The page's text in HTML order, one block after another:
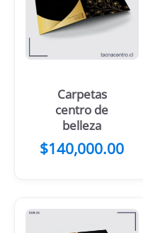
Carpetas
centro de
belleza
$140,000.00